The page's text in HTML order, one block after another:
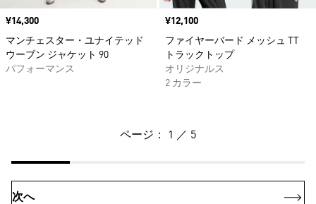
価格
¥14,300
マンチェスター・ユナイテッド
ウーブン ジャケット 90
パフォーマンス
価格
¥12,100
ファイヤーバード メッシュ TT
トラックトップ
オリジナルス
2 カラー
ページ： 1 ／ 5
次へ